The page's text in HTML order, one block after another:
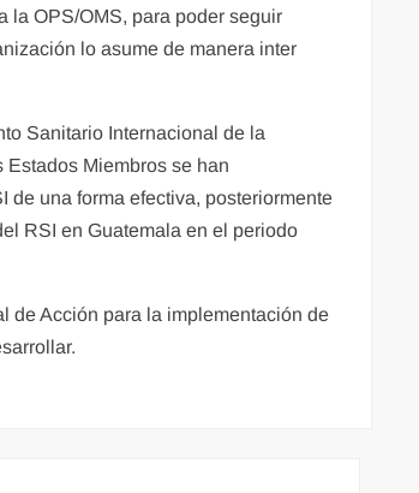
la OPS/OMS, para poder seguir
lo asume de manera inter
Sanitario Internacional de la
Miembros se han
de una forma efectiva, posteriormente
RSI en Guatemala en el periodo
de Acción para la implementación de